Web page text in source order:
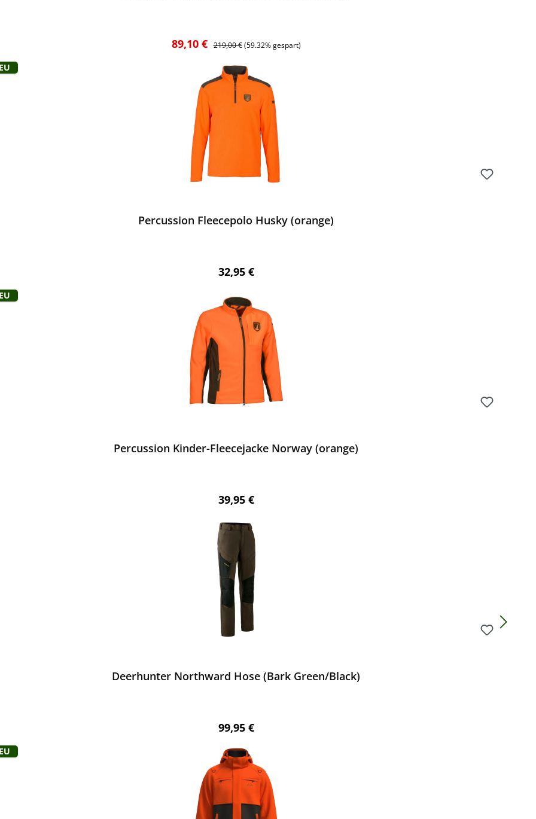
Verkaufspreis:
89,10 € Regulärer Preis:
219,00 € (59.32% gespart)
Percussion Fleecepolo Husky (orange)
Regulärer Preis:
32,95 €
Percussion Kinder-Fleecejacke Norway (orange)
Regulärer Preis:
39,95 €
Deerhunter Northward Hose (Bark Green/Black)
Regulärer Preis:
99,95 €